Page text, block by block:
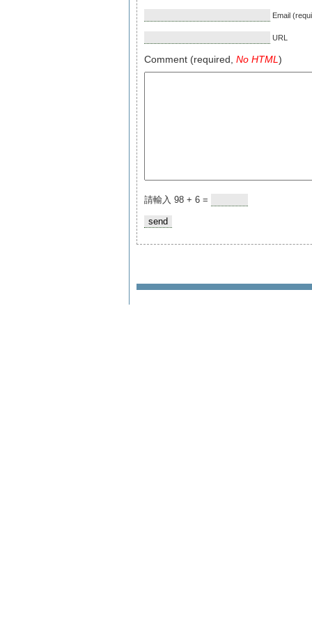
Email
URL
Comment (required, No HTML)
請輸入 98 + 6 =